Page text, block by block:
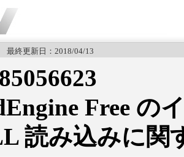
最終更新日：2018/04/13
Free の
読み込みに関